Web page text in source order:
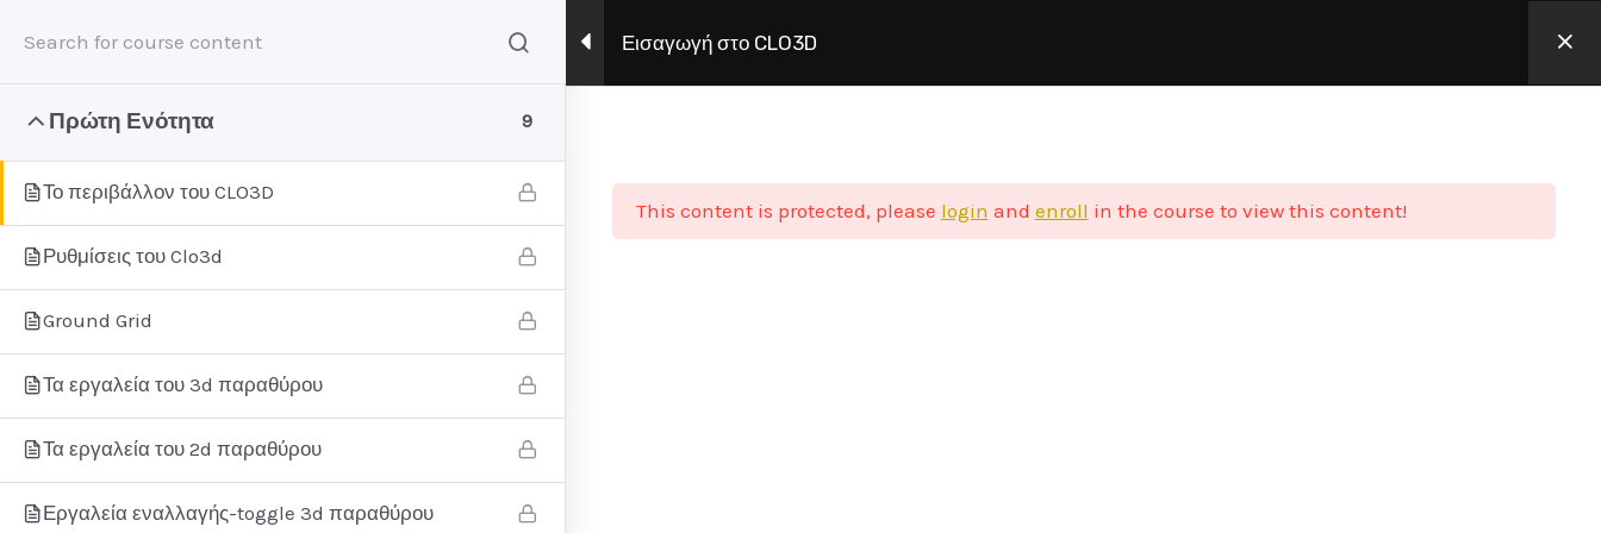
Η Σχολή Πρόγραμμα Σπουδών
Home E-Learning
Εισαγωγή στο CLO3D
Πρώτη Ενότητα 9
Το περιβάλλον του CLO3D
Ρυθμίσεις του Clo3d
Ground Grid
Τα εργαλεία του 3d παραθύρου
Τα εργαλεία του 2d παραθύρου
Εργαλεία εναλλαγής-toggle 3d παραθύρου
This content is protected, please login and enroll in the course to view this content!
Βρείτε μας στα social media